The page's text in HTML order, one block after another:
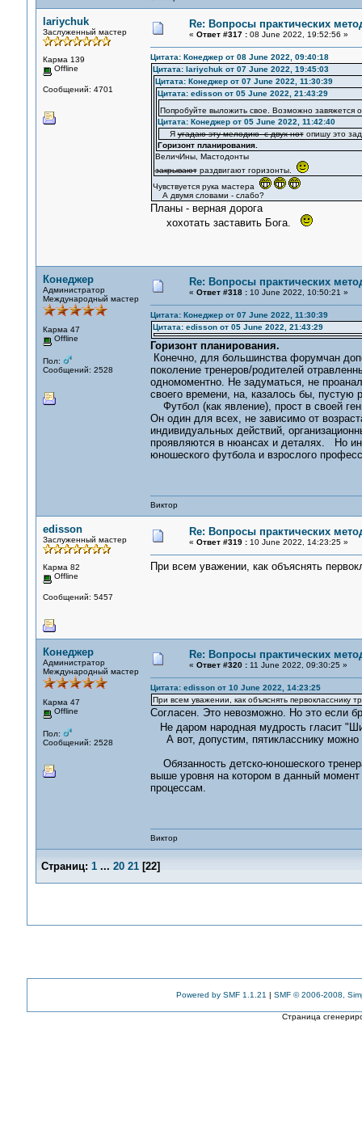
lariychuk
Заслуженный мастер
Карма 139
Offline
Сообщений: 4701
Re: Вопросы практических
« Ответ #317 :08 June 2022, 19:52:56 »
Цитата: Конеджер от 08 June 2022, 09:40:18
Цитата: lariychuk от 07 June 2022, 19:45:03
Цитата: Конеджер от 07 June 2022, 11:30:39
Цитата: edisson от 05 June 2022, 21:43:29
Попробуйте выложить свое. Возможно завяжется
Цитата: Конеджер от 05 June 2022, 11:42:40
Яугадаю эту мелодию с двух нотопишу это
Горизонт планирования.
ВеличИны, Мастодонты
закрываютраздвигают горизонты.
Чувствуется рука мастера
А двумя словами - слабо?
Планы - верная дорога
хохотать заставить Бога.
Конеджер
Администратор
Международный мастер
Карма 47
Offline
Пол:
Сообщений: 2528
Re: Вопросы практических
« Ответ #318 :10 June 2022, 10:50:21 »
Цитата: Конеджер от 07 June 2022, 11:30:39
Цитата: edisson от 05 June 2022, 21:43:29
Горизонт планирования.
Конечно, для большинства форумчан
поколение тренеров/родителей
одномоментно. Не задуматься, не
своего времени, на, казалось бы, пустую
Футбол (как явление), прост в своей
Он один для всех, не зависимо от
индивидуальных действий,
проявляются в нюансах и деталях. Но
юношеского футбола и взрослого
Виктор
edisson
Заслуженный мастер
Карма 82
Offline
Сообщений: 5457
Re: Вопросы практических
« Ответ #319 :10 June 2022, 14:23:25 »
При всем уважении, как объяснять
Конеджер
Администратор
Международный мастер
Карма 47
Offline
Пол:
Сообщений: 2528
Re: Вопросы практических
« Ответ #320 :11 June 2022, 09:30:25 »
Цитата: edisson от 10 June 2022, 14:23:25
При всем уважении, как объяснять первокласснику
Согласен. Это невозможно. Но это если
Не даром народная мудрость гласит
А вот, допустим, пятикласснику можно
Обязанность детско-юношеского
выше уровня на котором в данный момент
процессам.
Виктор
Страниц: 1 ... 20 21[22]
Powered by SMF 1.1.21 | SMF © 2006-2008,
Страница